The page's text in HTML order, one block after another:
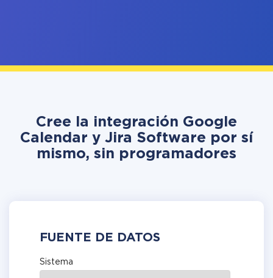
Cree la integración Google
Calendar y Jira Software por sí
mismo, sin programadores
FUENTE DE DATOS
Sistema